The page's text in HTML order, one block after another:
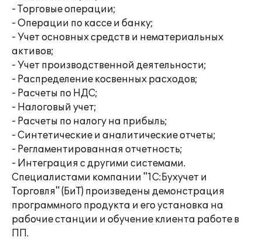
- Торговые операции;
- Операции по кассе и банку;
- Учет основных средств и нематериальных
активов;
- Учет производственной деятельности;
- Распределение косвенных расходов;
- Расчеты по НДС;
- Налоговый учет;
- Расчеты по налогу на прибыль;
- Синтетические и аналитические отчеты;
- Регламентированная отчетность;
- Интеграция с другими системами.
Специалистами компании "1С:Бухучет и
Торговля" (БиТ) произведены демонстрация
программного продукта и его установка на
рабочие станции и обучение клиента работе в
ПП.